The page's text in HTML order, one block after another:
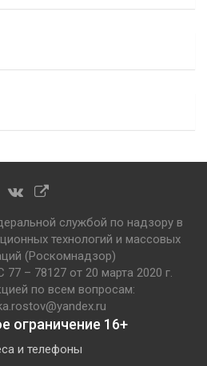
службой по надзору в
технологий и массовых
(Роскомнадзор)
– 78127 от 20 марта 2020 г.
по всем вопросам:
ограничение 16+
и телефоны